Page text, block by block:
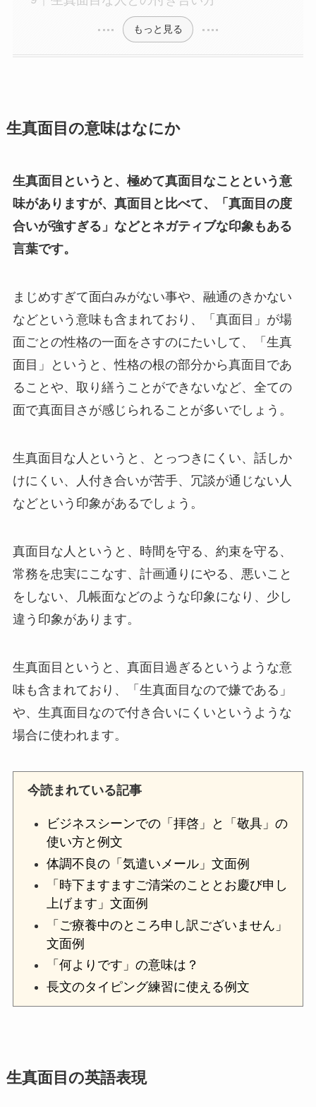
もっと見る
生真面目の意味はなにか
生真面目というと、極めて真面目なことという意
味がありますが、真面目と比べて、「真面目の度
合いが強すぎる」などとネガティブな印象もある
言葉です。
まじめすぎて面白みがない事や、融通のきかない
などという意味も含まれており、「真面目」が場
面ごとの性格の一面をさすのにたいして、「生真
面目」というと、性格の根の部分から真面目であ
ることや、取り繕うことができないなど、全ての
面で真面目さが感じられることが多いでしょう。
生真面目な人というと、とっつきにくい、話しか
けにくい、人付き合いが苦手、冗談が通じない人
などという印象があるでしょう。
真面目な人というと、時間を守る、約束を守る、
常務を忠実にこなす、計画通りにやる、悪いこと
をしない、几帳面などのような印象になり、少し
違う印象があります。
生真面目というと、真面目過ぎるというような意
味も含まれており、「生真面目なので嫌である」
や、生真面目なので付き合いにくいというような
場合に使われます。
今読まれている記事
ビジネスシーンでの「拝啓」と「敬具」の
使い方と例文
体調不良の「気遣いメール」文面例
「時下ますますご清栄のこととお慶び申し
上げます」文面例
「ご療養中のところ申し訳ございません」
文面例
「何よりです」の意味は？
長文のタイピング練習に使える例文
生真面目の英語表現